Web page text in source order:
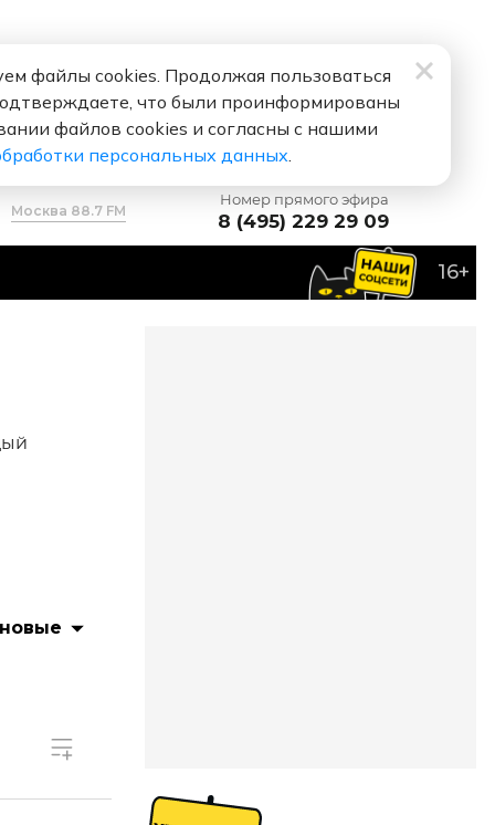
Москва 88.7 FM
Номер прямого эфира
8 (495) 229 29 09
16+
файлы cookies. Продолжая пользоваться
что были проинформированы
файлов cookies и согласны с нашими
персональных данных.